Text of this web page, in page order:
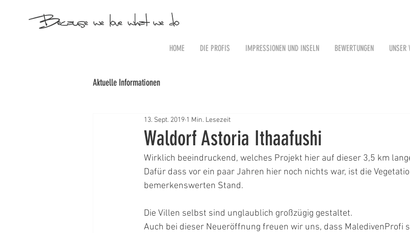
HOME DIE PROFIS IMPRESSIONEN UND INSELN BEWERTUNGEN UNSER
Aktuelle Informationen
Waldorf Astoria Ithaafushi
13. Sept. 2019 1 Min. Lesezeit
Wirklich beeindruckend, welches Projekt hier auf dieser 3,5 km
Dafür dass vor ein paar Jahren hier noch nichts war, ist die
bemerkenswerten Stand.
Die Villen selbst sind unglaublich großzügig gestaltet.
Auch bei dieser Neueröffnung freuen wir uns, dass MaledivenProfi